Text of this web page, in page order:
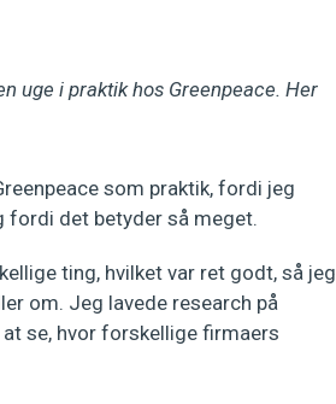
uge i praktik hos Greenpeace. Her
som praktik, fordi jeg
det betyder så meget.
ting, hvilket var ret godt, så jeg
om. Jeg lavede research på
se, hvor forskellige firmaers